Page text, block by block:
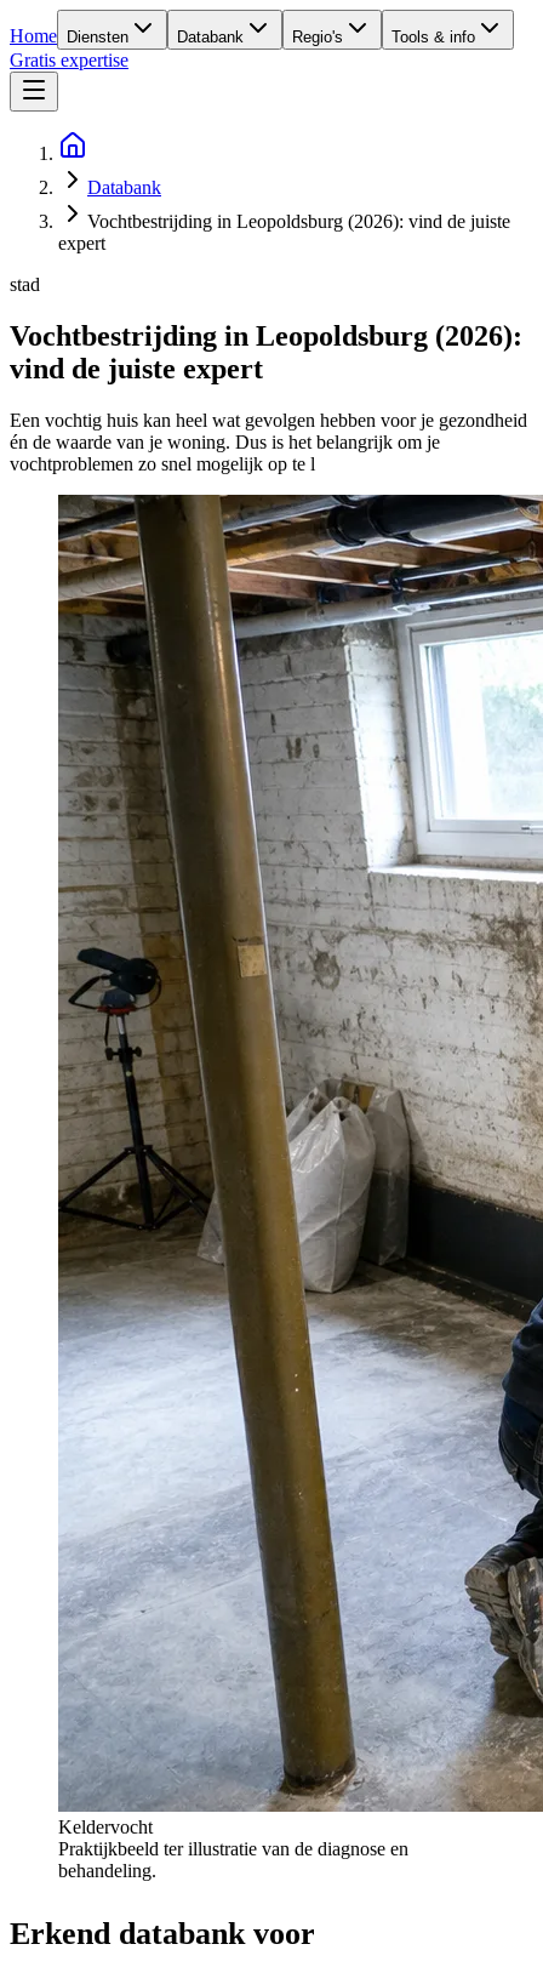
Home Diensten Databank Regio's Tools & info
Gratis expertise
Databank
Vochtbestrijding in Leopoldsburg (2026): vind de juiste
expert
stad
Vochtbestrijding in Leopoldsburg (2026):
vind de juiste expert
Een vochtig huis kan heel wat gevolgen hebben voor je gezondheid
én de waarde van je woning. Dus is het belangrijk om je
vochtproblemen zo snel mogelijk op te l
Keldervocht
Praktijkbeeld ter illustratie van de diagnose en
behandeling.
Erkend databank voor